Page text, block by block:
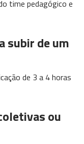
time pedagógico e
subir de um
de 3 a 4 horas
ou